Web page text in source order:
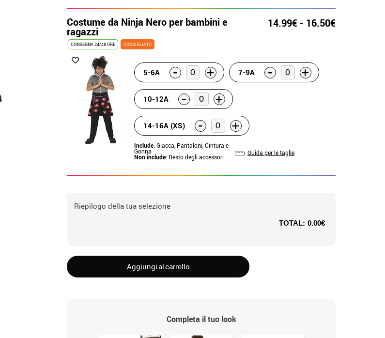
Costume da Ninja Nero per bambini e
ragazzi
14.99€ - 16.50€
CONSEGNA 24/48 ORE CONSIGLIATO
5-6A - + 7-9A - +
10-12A - +
14-16A (XS) - +
Include: Giacca, Pantaloni, Cintura e
Gonna
Non include: Resto degli accessori
Guida per le taglie
Riepilogo della tua selezione
TOTAL: 0.00€
Aggiungi al carrello
Completa il tuo look